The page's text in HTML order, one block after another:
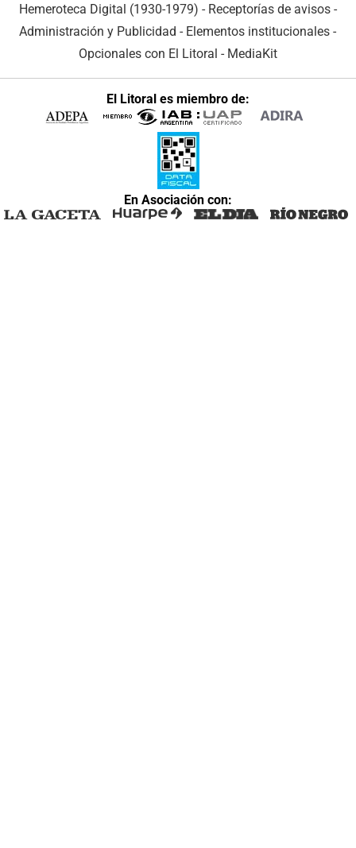
Hemeroteca Digital (1930-1979) - Receptorías de avisos -
Administración y Publicidad - Elementos institucionales -
Opcionales con El Litoral - MediaKit
El Litoral es miembro de:
En Asociación con: